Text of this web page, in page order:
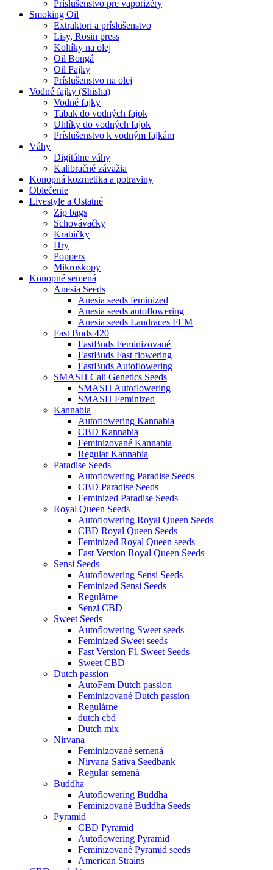
Príslušenstvo pre vaporizéry
Smoking Oil
Extraktori a príslušenstvo
Lisy, Rosin press
Koltíky na olej
Oil Bongá
Oil Fajky
Príslušenstvo na olej
Vodné fajky (Shisha)
Vodné fajky
Tabak do vodných fajok
Uhlíky do vodných fajok
Príslušenstvo k vodným fajkám
Váhy
Digitálne váhy
Kalibračné závažia
Konopná kozmetika a potraviny
Oblečenie
Livestyle a Ostatné
Zip bags
Schovávačky
Krabičky
Hry
Poppers
Mikroskopy
Konopné semená
Anesia Seeds
Anesia seeds feminized
Anesia seeds autoflowering
Anesia seeds Landraces FEM
Fast Buds 420
FastBuds Feminizované
FastBuds Fast flowering
FastBuds Autoflowering
SMASH Cali Genetics Seeds
SMASH Autoflowering
SMASH Feminized
Kannabia
Autoflowering Kannabia
CBD Kannabia
Feminizované Kannabia
Regular Kannabia
Paradise Seeds
Autoflowering Paradise Seeds
CBD Paradise Seeds
Feminized Paradise Seeds
Royal Queen Seeds
Autoflowering Royal Queen Seeds
CBD Royal Queen Seeds
Feminized Royal Queen seeds
Fast Version Royal Queen Seeds
Sensi Seeds
Autoflowering Sensi Seeds
Feminized Sensi Seeds
Regulárne
Senzi CBD
Sweet Seeds
Autoflowering Sweet seeds
Feminized Sweet seeds
Fast Version F1 Sweet Seeds
Sweet CBD
Dutch passion
AutoFem Dutch passion
Feminizované Dutch passion
Regulárne
dutch cbd
Dutch mix
Nirvana
Feminizované semená
Nirvana Sativa Seedbank
Regular semená
Buddha
Autoflowering Buddha
Feminizované Buddha Seeds
Pyramid
CBD Pyramid
Autoflowering Pyramid
Feminizované Pyramid seeds
American Strains